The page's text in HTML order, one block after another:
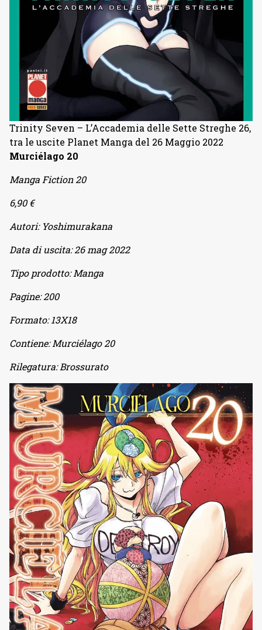
Trinity Seven – L’Accademia delle Sette Streghe 26,
tra le uscite Planet Manga del 26 Maggio 2022
Murciélago 20
Manga Fiction 20
6,90 €
Autori: Yoshimurakana
Data di uscita: 26 mag 2022
Tipo prodotto: Manga
Pagine: 200
Formato: 13X18
Contiene: Murciélago 20
Rilegatura: Brossurato